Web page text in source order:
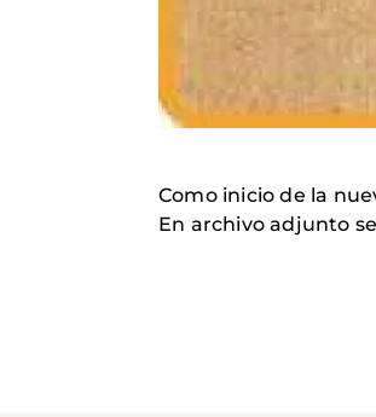
Como inicio de la
En archivo adjunto